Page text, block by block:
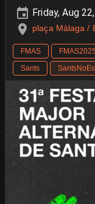
Friday, Aug
plaça Màlaga /
FMAS FMAS2025
Sants